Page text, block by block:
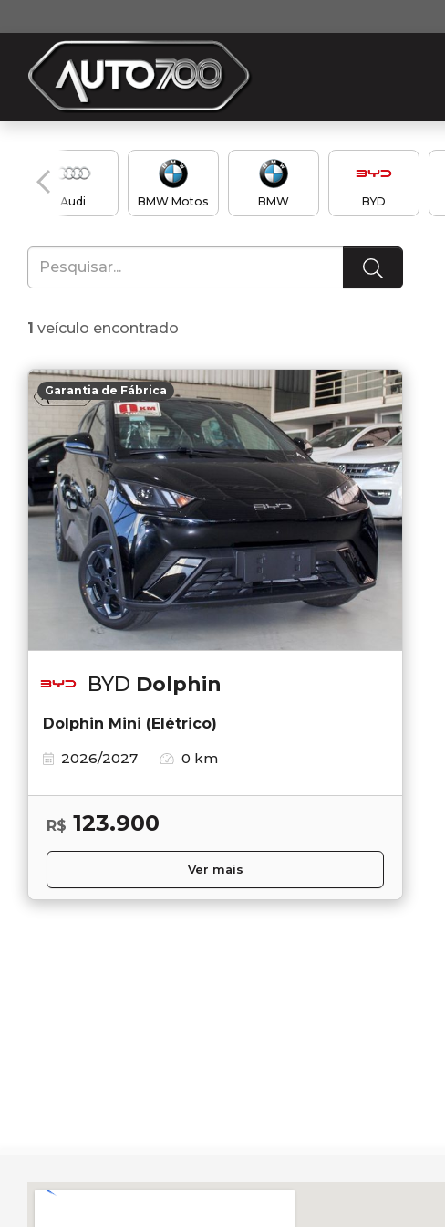
Audi BMW Motos BMW BYD
1 veículo encontrado
Garantia de Fábrica
BYD Dolphin
Dolphin Mini (Elétrico)
2026/2027
0 km
R$ 123.900
Ver mais